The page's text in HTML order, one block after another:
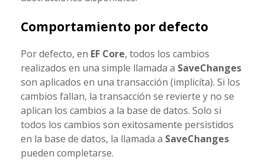
Comportamiento por defecto
Por defecto, en EF Core, todos los cambios
realizados en una simple llamada a SaveChanges
son aplicados en una transacción (implicíta). Si los
cambios fallan, la transacción se revierte y no se
aplican los cambios a la base de datos. Solo si
todos los cambios son exitosamente persistidos
en la base de datos, la llamada a SaveChanges
pueden completarse.